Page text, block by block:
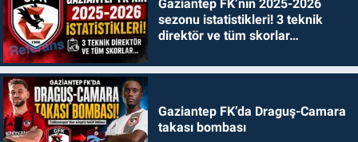
Gaziantep FK’nın 2025-2026
sezonu istatistikleri! 3 teknik
direktör ve tüm skorlar…
Gaziantep FK’da Draguş-Camara
takası bombası